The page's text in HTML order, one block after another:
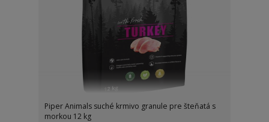
Piper Animals suché krmivo granule pre šteňatá s
morkou 12 kg